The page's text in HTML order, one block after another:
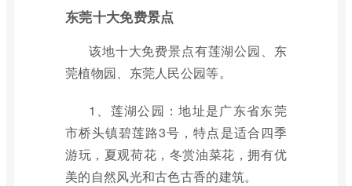
东莞十大免费景点
该地十大免费景点有莲湖公园、东
莞植物园、东莞人民公园等。
1、莲湖公园：地址是广东省东莞
市桥头镇碧莲路3号，特点是适合四季
游玩，夏观荷花，冬赏油菜花，拥有优
美的自然风光和古色古香的建筑。